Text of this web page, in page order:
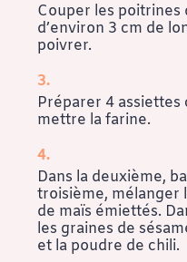
Couper les
d’environ 3 cm de
poivrer.
Préparer 4 assiettes
mettre la farine.
Dans la deuxième,
troisième, mélanger
de maïs émiettés.
les graines de
et la poudre de chili.